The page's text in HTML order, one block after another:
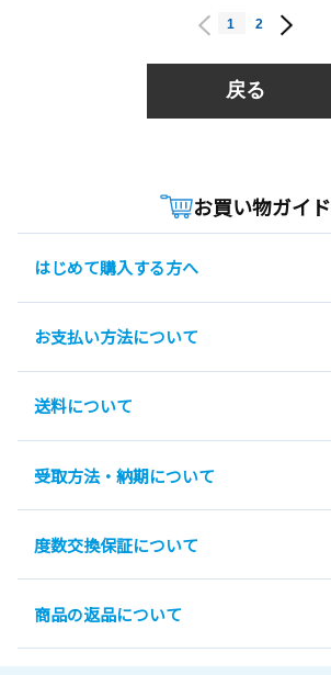
1 2
戻る
お買い物ガイド
はじめて購入する方へ
お支払い方法について
送料について
受取方法・納期について
度数交換保証について
商品の返品について